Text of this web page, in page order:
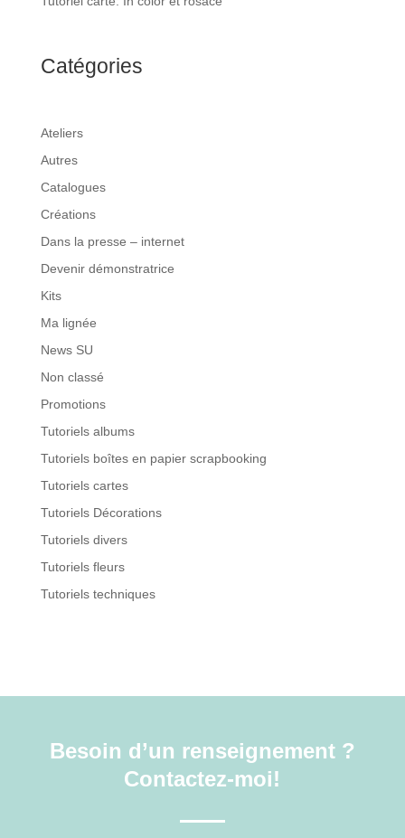
Catégories
Ateliers
Autres
Catalogues
Créations
Dans la presse – internet
Devenir démonstratrice
Kits
Ma lignée
News SU
Non classé
Promotions
Tutoriels albums
Tutoriels boîtes en papier scrapbooking
Tutoriels cartes
Tutoriels Décorations
Tutoriels divers
Tutoriels fleurs
Tutoriels techniques
Besoin d’un renseignement ?
Contactez-moi!